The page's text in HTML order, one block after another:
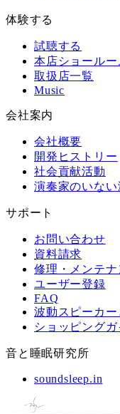
体験する
試聴する
本店ショールー
取扱店一覧
Music
会社案内
会社概要
開発ヒストリー
社会貢献活動
演奏家のいない
サポート
お問い合わせ
資料請求
修理・メンテナ
ユーザー登録
FAQ
波動スピーカー
ショッピングガ
音と睡眠研究所
soundsleep.in